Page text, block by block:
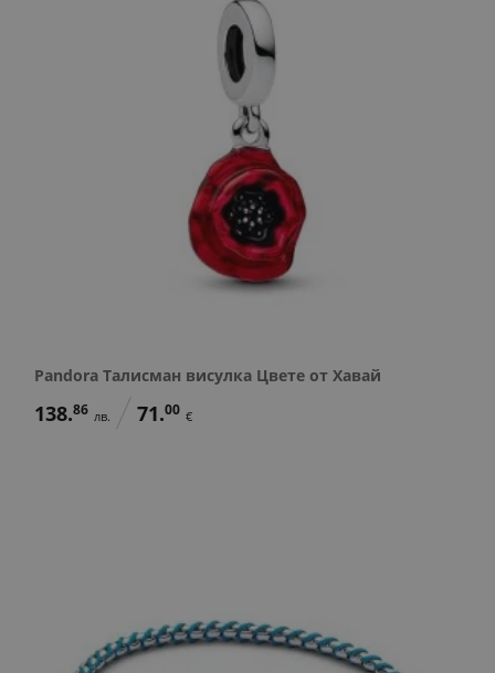
Pandora Талисман висулка Цвете от Хавай
138.86 лв. 71.00 €